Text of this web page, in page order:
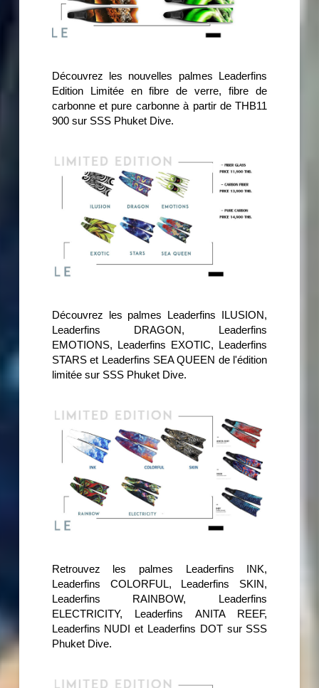
Découvrez les nouvelles palmes Leaderfins
Edition Limitée en fibre de verre, fibre de
carbonne et pure carbonne à partir de THB11
900 sur SSS Phuket Dive.
Découvrez les palmes Leaderfins ILUSION,
Leaderfins DRAGON, Leaderfins
EMOTIONS, Leaderfins EXOTIC, Leaderfins
STARS et Leaderfins SEA QUEEN de l'édition
limitée sur SSS Phuket Dive.
Retrouvez les palmes Leaderfins INK,
Leaderfins COLORFUL, Leaderfins SKIN,
Leaderfins RAINBOW, Leaderfins
ELECTRICITY, Leaderfins ANITA REEF,
Leaderfins NUDI et Leaderfins DOT sur SSS
Phuket Dive.